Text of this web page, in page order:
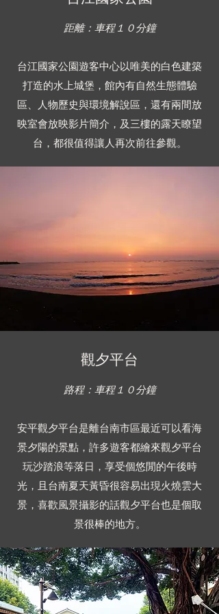
距離：車程１０分鐘
台江國家公園遊客中心以唯美的白色建築
打造的水上城堡，館內有自然生態體驗
區、人物歷史與環境解說區，還有兩間放
映室會放映影片簡介，及三樓的露天瞭望
台，都很值得讓人再次前往參觀。
觀夕平台
​路程：車程１０分鐘
安平觀夕平台是離台南市區最近可以看海
景夕陽的景點，許多遊客都繪來觀夕平台
玩沙踏浪等落日，享受個悠閒的午後時
光，且台南夏天黃昏很容易出現火燒雲大
景，喜歡風景攝影的話觀夕平台也是個取
景很棒的地方。